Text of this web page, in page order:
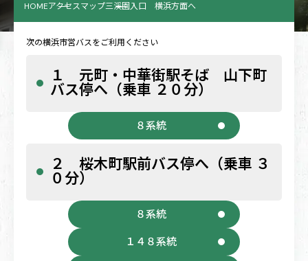
HOMEアクセスマップ三渓園入口 横浜方面へ
次の横浜市営バスをご利用ください
１ 元町・中華街駅そば 山下町
バス停へ（乗車 ２０分）
８系統
２ 桜木町駅前バス停へ（乗車 ３
０分）
８系統
１４８系統